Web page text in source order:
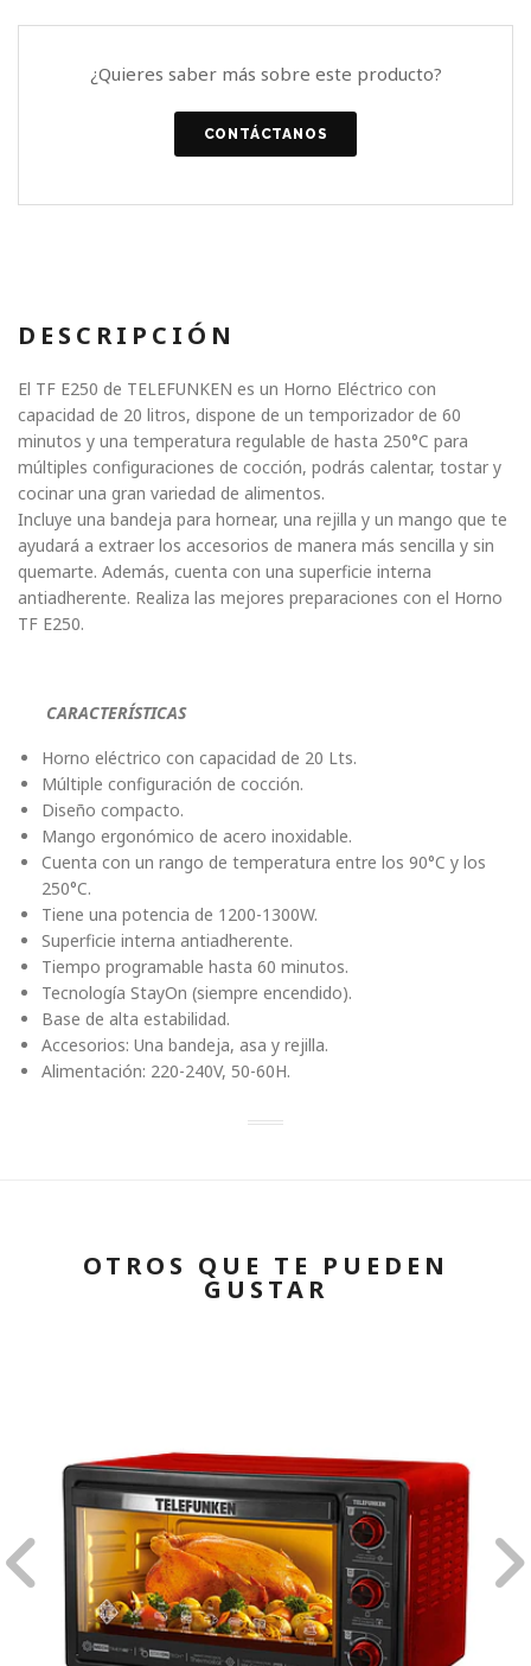
¿Quieres saber más sobre este producto?
CONTÁCTANOS
DESCRIPCIÓN
El TF E250 de TELEFUNKEN es un Horno Eléctrico con
capacidad de 20 litros, dispone de un temporizador de 60
minutos y una temperatura regulable de hasta 250°C para
múltiples configuraciones de cocción, podrás calentar, tostar y
cocinar una gran variedad de alimentos.
Incluye una bandeja para hornear, una rejilla y un mango que te
ayudará a extraer los accesorios de manera más sencilla y sin
quemarte. Además, cuenta con una superficie interna
antiadherente. Realiza las mejores preparaciones con el Horno
TF E250.
CARACTERÍSTICAS
Horno eléctrico con capacidad de 20 Lts.
Múltiple configuración de cocción.
Diseño compacto.
Mango ergonómico de acero inoxidable.
Cuenta con un rango de temperatura entre los 90°C y los
250°C.
Tiene una potencia de 1200-1300W.
Superficie interna antiadherente.
Tiempo programable hasta 60 minutos.
Tecnología StayOn (siempre encendido).
Base de alta estabilidad.
Accesorios: Una bandeja, asa y rejilla.
Alimentación: 220-240V, 50-60H.
OTROS QUE TE PUEDEN
GUSTAR